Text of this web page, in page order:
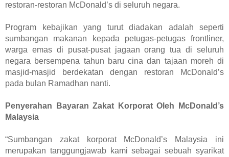
restoran-restoran McDonald’s di seluruh negara.
Program kebajikan yang turut diadakan adalah seperti
sumbangan makanan kepada petugas-petugas frontliner,
warga emas di pusat-pusat jagaan orang tua di seluruh
negara bersempena tahun baru cina dan tajaan moreh di
masjid-masjid berdekatan dengan restoran McDonald’s
pada bulan Ramadhan nanti.
Penyerahan Bayaran Zakat Korporat Oleh McDonald’s
Malaysia
“Sumbangan zakat korporat McDonald’s Malaysia ini
merupakan tanggungjawab kami sebagai sebuah syarikat